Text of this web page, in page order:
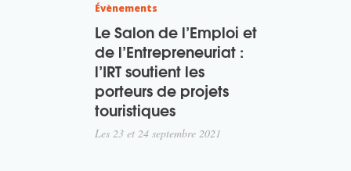
Évènements
Le Salon de l’Emploi et
de l’Entrepreneuriat :
l’IRT soutient les
porteurs de projets
touristiques
Les 23 et 24 septembre 2021